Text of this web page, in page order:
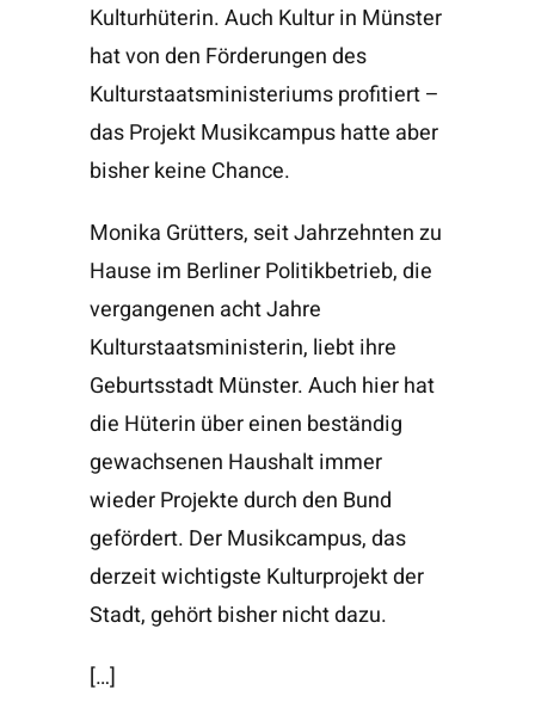
Kulturhüterin. Auch Kultur in Münster
hat von den Förderungen des
Kulturstaatsministeriums profitiert –
das Projekt Musikcampus hatte aber
bisher keine Chance.
Monika Grütters, seit Jahrzehnten zu
Hause im Berliner Politikbetrieb, die
vergangenen acht Jahre
Kulturstaatsministerin, liebt ihre
Geburtsstadt Münster. Auch hier hat
die Hüterin über einen beständig
gewachsenen Haushalt immer
wieder Projekte durch den Bund
gefördert. Der Musikcampus, das
derzeit wichtigste Kulturprojekt der
Stadt, gehört bisher nicht dazu.
[…]